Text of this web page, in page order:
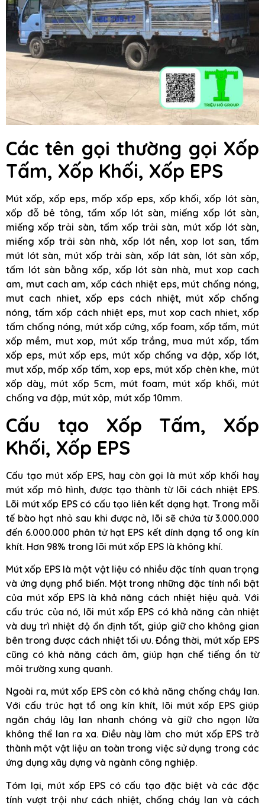
Các tên gọi thường gọi Xốp
Tấm, Xốp Khối, Xốp EPS
Mút xốp, xốp eps, mốp xốp eps, xốp khối, xốp lót sàn,
xốp đỗ bê tông, tấm xốp lót sàn, miếng xốp lót sàn,
miếng xốp trải sàn, tấm xốp trải sàn, mút xốp lót sàn,
miếng xốp trải sàn nhà, xốp lót nền, xop lot san, tấm
mút lót sàn, mút xốp trải sàn, xốp lát sàn, lót sàn xốp,
tấm lót sàn bằng xốp, xốp lót sàn nhà, mut xop cach
am, mut cach am, xốp cách nhiệt eps, mút chống nóng,
mut cach nhiet, xốp eps cách nhiệt, mút xốp chống
nóng, tấm xốp cách nhiệt eps, mut xop cach nhiet, xốp
tấm chống nóng, mút xốp cứng, xốp foam, xốp tấm, mút
xốp mềm, mut xop, mút xốp trắng, mua mút xốp, tấm
xốp eps, mút xốp eps, mút xốp chống va đập, xốp lót,
mut xốp, mốp xốp tấm, xop eps, mút xốp chèn khe, mút
xốp dày, mút xốp 5cm, mút foam, mút xốp khối, mút
chống va đập, mút xôp, mút xốp 10mm.
Cấu tạo Xốp Tấm, Xốp
Khối, Xốp EPS
Cấu tạo mút xốp EPS, hay còn gọi là mút xốp khối hay
mút xốp mô hình, được tạo thành từ lõi cách nhiệt EPS.
Lõi mút xốp EPS có cấu tạo liên kết dạng hạt. Trong mỗi
tế bào hạt nhỏ sau khi được nở, lõi sẽ chứa từ 3.000.000
đến 6.000.000 phân tử hạt EPS kết dính dạng tổ ong kín
khít. Hơn 98% trong lõi mút xốp EPS là không khí.
Mút xốp EPS là một vật liệu có nhiều đặc tính quan trọng
và ứng dụng phổ biến. Một trong những đặc tính nổi bật
của mút xốp EPS là khả năng cách nhiệt hiệu quả. Với
cấu trúc của nó, lõi mút xốp EPS có khả năng cản nhiệt
và duy trì nhiệt độ ổn định tốt, giúp giữ cho không gian
bên trong được cách nhiệt tối ưu. Đồng thời, mút xốp EPS
cũng có khả năng cách âm, giúp hạn chế tiếng ồn từ
môi trường xung quanh.
Ngoài ra, mút xốp EPS còn có khả năng chống cháy lan.
Với cấu trúc hạt tổ ong kín khít, lõi mút xốp EPS giúp
ngăn cháy lây lan nhanh chóng và giữ cho ngọn lửa
không thể lan ra xa. Điều này làm cho mút xốp EPS trở
thành một vật liệu an toàn trong việc sử dụng trong các
ứng dụng xây dựng và ngành công nghiệp.
Tóm lại, mút xốp EPS có cấu tạo đặc biệt và các đặc
tính vượt trội như cách nhiệt, chống cháy lan và cách